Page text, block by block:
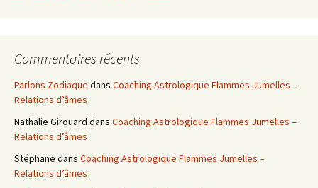
Commentaires récents
Parlons Zodiaque dans Coaching Astrologique Flammes Jumelles –
Relations d’âmes
Nathalie Girouard dans Coaching Astrologique Flammes Jumelles –
Relations d’âmes
Stéphane dans Coaching Astrologique Flammes Jumelles –
Relations d’âmes